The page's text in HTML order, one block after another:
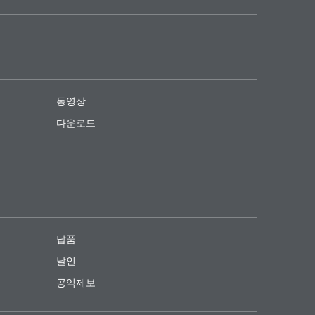
동영상
다운로드
납품
날인
공익제보